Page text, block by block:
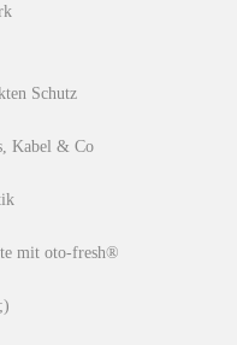
Schutz
Kabel & Co
mit oto-fresh®